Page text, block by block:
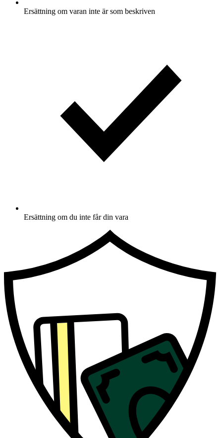
Ersättning om varan inte är som beskriven
Ersättning om du inte får din vara